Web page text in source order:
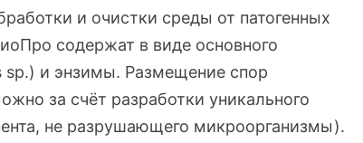
и очистки среды от патогенных
содержат в виде основного
sp.) и энзимы. Размещение спор
за счёт разработки уникального
не разрушающего микроорганизмы).